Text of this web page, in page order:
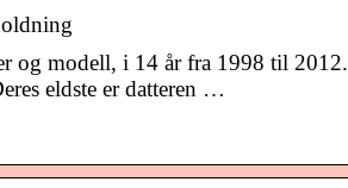
og modell, i 14 år fra 1998 til 2012.
eldste er datteren …